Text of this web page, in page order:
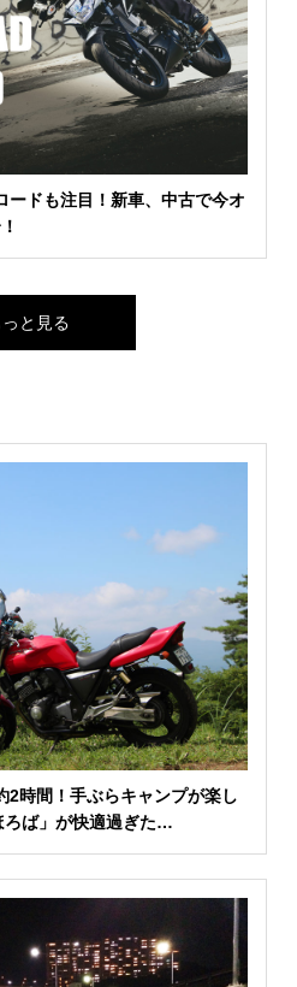
ードも注目！新車、中古で今オ
っと見る
2時間！手ぶらキャンプが楽し
ば」が快適過ぎた…